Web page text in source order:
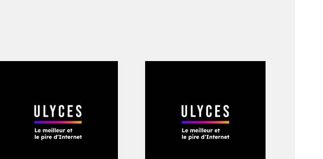
progrès technologique. En
de la recherche
est dédié aux
équipés d’exosquelettes ont
désormais contrôler une